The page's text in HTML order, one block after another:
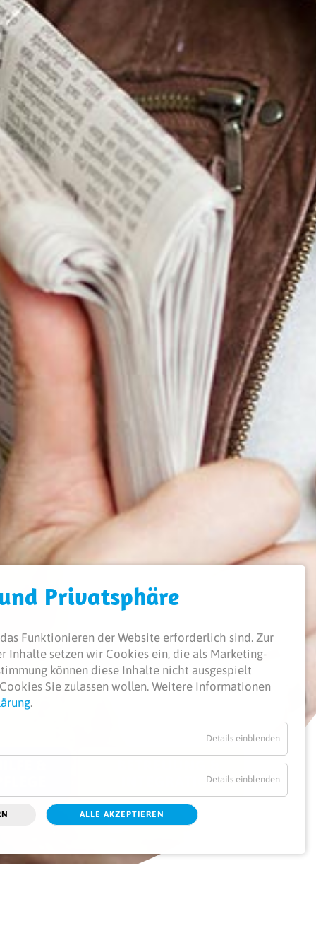
&
BETREUUNG &
INTEGRATION
Privatsphäre
Funktionieren der Website erforderlich sind. Zur
Inhalte setzen wir Cookies ein, die als Marketing-
können diese Inhalte nicht ausgespielt
Sie zulassen wollen. Weitere Informationen
.
Details einblenden
Details einblenden
ALLE AKZEPTIEREN